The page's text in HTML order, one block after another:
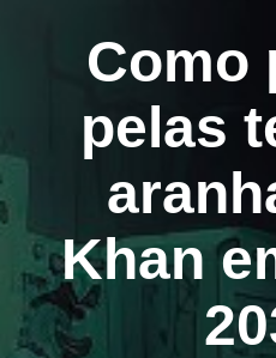
Como
pelas
Khan